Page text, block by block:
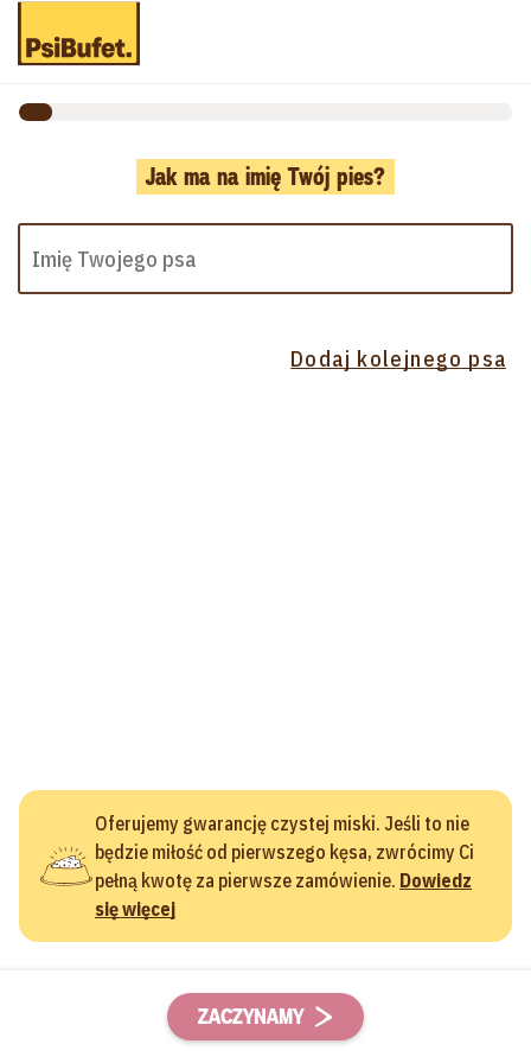
Jak ma na imię Twój pies?
Dodaj kolejnego psa
ZACZYNAMY
Oferujemy gwarancję czystej miski. Jeśli to nie
będzie miłość od pierwszego kęsa, zwrócimy Ci
pełną kwotę za pierwsze zamówienie. Dowiedz
się więcej